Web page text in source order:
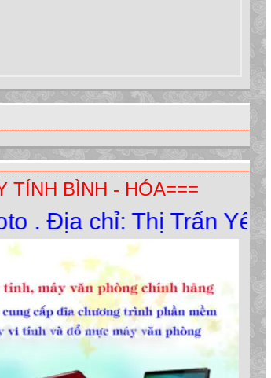
TÍNH BÌNH - HÓA===
Thị Trấn Yên Minh